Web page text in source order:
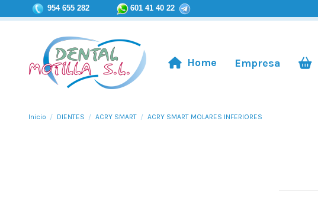
954 655 282 601 41 40 22
Home Empresa
Inicio DIENTES ACRY SMART ACRY SMART MOLARES INFERIORES